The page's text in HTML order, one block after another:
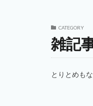
CATEGORY
雑記
とりとめも